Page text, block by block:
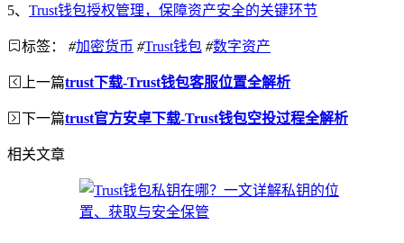
5、 Trust钱包授权管理，保障资产安全的关键环节
标签： #加密货币 #Trust钱包 #数字资产
上一篇trust下载-Trust钱包客服位置全解析
下一篇trust官方安卓下载-Trust钱包空投过程全解析
相关文章